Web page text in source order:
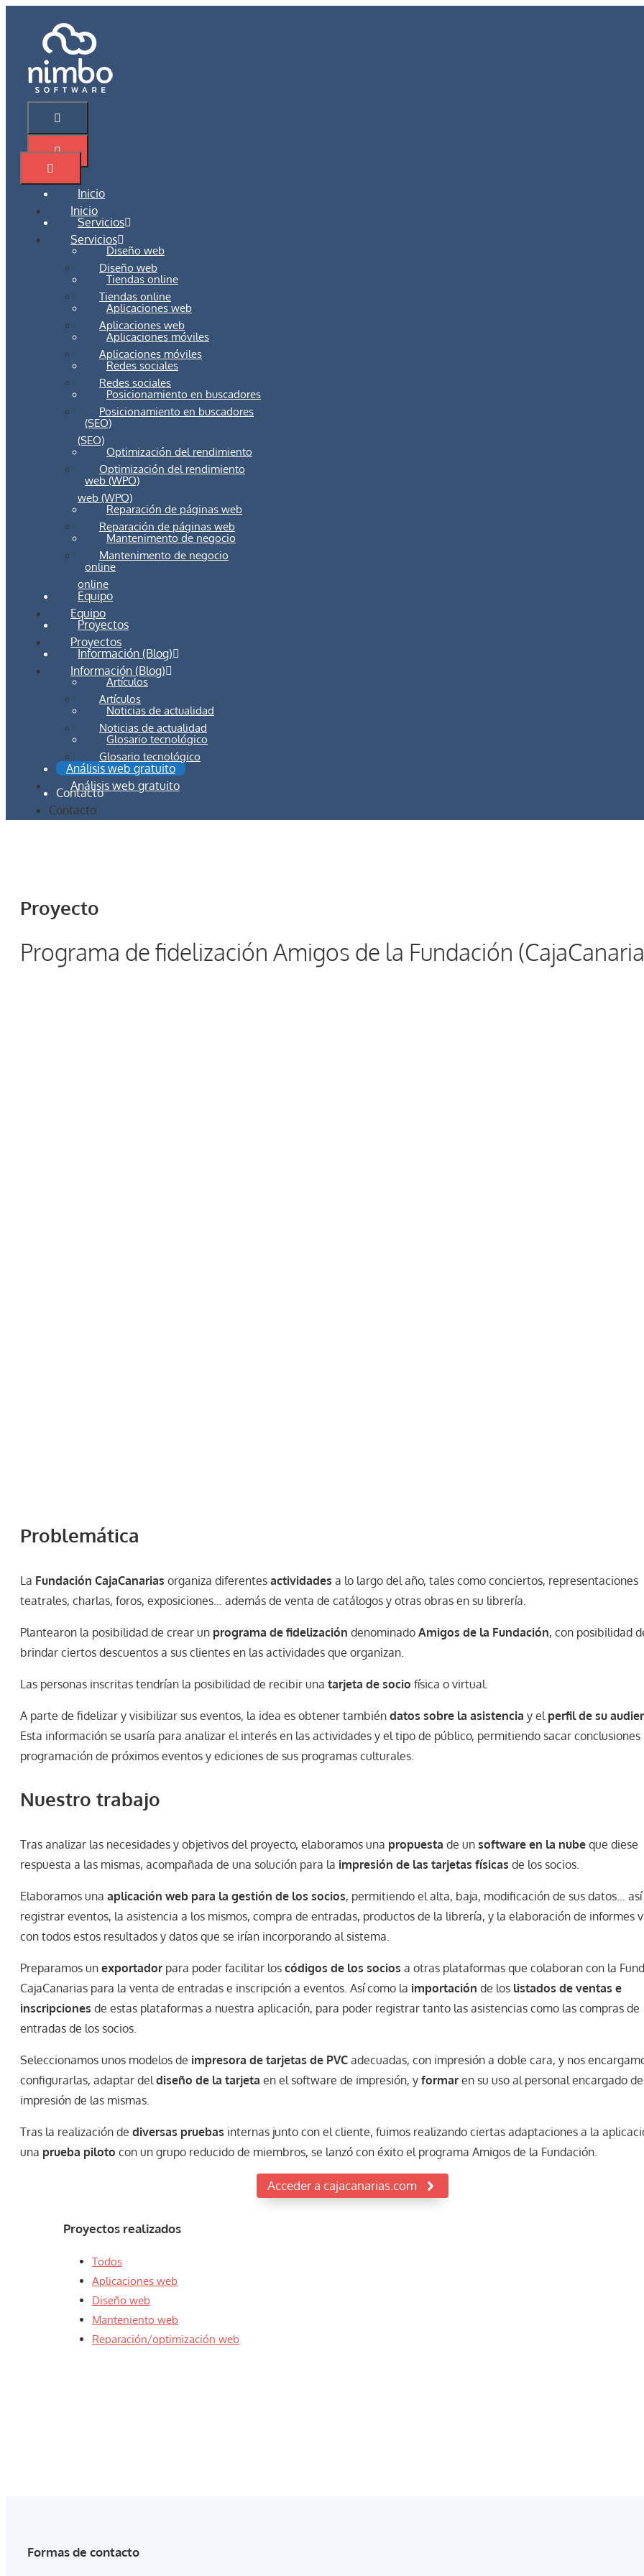
contenido
Menú
Inicio
Servicios
Diseño web
Tiendas online
Aplicaciones web
Aplicaciones móviles
Redes sociales
Posicionamiento en buscadores
(SEO)
Optimización del rendimiento
web (WPO)
Reparación de páginas web
Mantenimento de negocio
online
Equipo
Proyectos
Información (Blog)
Artículos
Noticias de actualidad
Glosario tecnológico
Análisis web gratuito
Contacto
Menú
Inicio
Servicios
Diseño web
Tiendas online
Aplicaciones web
Aplicaciones móviles
Redes sociales
Posicionamiento en buscadores
(SEO)
Optimización del rendimiento
web (WPO)
Reparación de páginas web
Mantenimento de negocio
online
Equipo
Proyectos
Información (Blog)
Artículos
Noticias de actualidad
Glosario tecnológico
Análisis web gratuito
Contacto
Proyecto
Programa de fidelización Amigos de la Fundación
Problemática
La Fundación CajaCanarias organiza diferentes actividades a lo largo del año, tales como conciertos, representaciones
teatrales, charlas, foros, exposiciones… además de venta de catálogos y otras obras en su librería.
Plantearon la posibilidad de crear un programa de fidelización denominado Amigos de la Fundación, con posibilidad
brindar ciertos descuentos a sus clientes en las actividades que organizan.
Las personas inscritas tendrían la posibilidad de recibir una tarjeta de socio física o virtual.
A parte de fidelizar y visibilizar sus eventos, la idea es obtener también datos sobre la asistencia y el perfil de su
Esta información se usaría para analizar el interés en las actividades y el tipo de público, permitiendo sacar conclusiones
programación de próximos eventos y ediciones de sus programas culturales.
Nuestro trabajo
Tras analizar las necesidades y objetivos del proyecto, elaboramos una propuesta de un software en la nube que diese
respuesta a las mismas, acompañada de una solución para la impresión de las tarjetas físicas de los socios.
Elaboramos una aplicación web para la gestión de los socios, permitiendo el alta, baja, modificación de sus datos…
registrar eventos, la asistencia a los mismos, compra de entradas, productos de la librería, y la elaboración de informes
con todos estos resultados y datos que se irían incorporando al sistema.
Preparamos un exportador para poder facilitar los códigos de los socios a otras plataformas que colaboran con la
CajaCanarias para la venta de entradas e inscripción a eventos. Así como la importación de los listados de ventas e
inscripciones de estas plataformas a nuestra aplicación, para poder registrar tanto las asistencias como las compras de
entradas de los socios.
Seleccionamos unos modelos de impresora de tarjetas de PVC adecuadas, con impresión a doble cara, y nos
configurarlas, adaptar deldiseño de la tarjeta en el software de impresión, y formar en su uso al personal encargado
impresión de las mismas.
Tras la realización de diversas pruebas internas junto con el cliente, fuimos realizando ciertas adaptaciones a la
una prueba piloto con un grupo reducido de miembros, se lanzó con éxito el programa Amigos de la Fundación.
Acceder a cajacanarias.com
Proyectos realizados
Todos
Aplicaciones web
Diseño web
Manteniento web
Reparación/optimización web
Formas de contacto